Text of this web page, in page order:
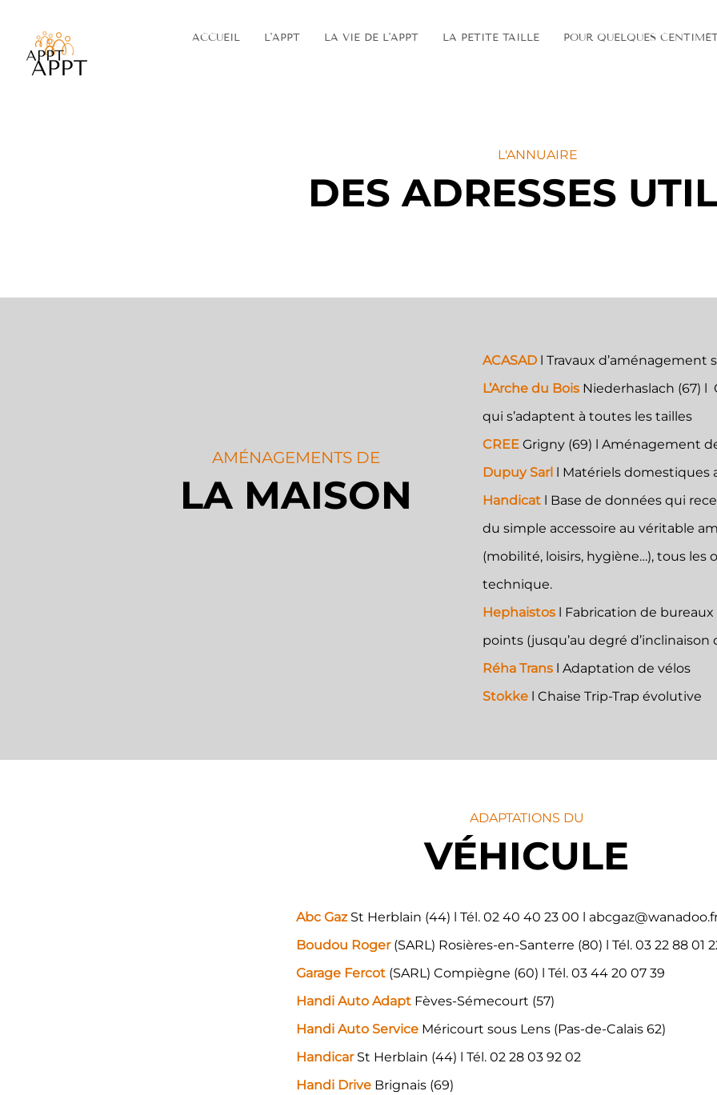
ACCUEIL L'APPT LA VIE DE L'APPT LA PETITE TAILLE POUR QUELQUES
L'ANNUAIRE
DES ADRESSES
AMÉNAGEMENTS DE
LA MAISON
ACASAD l Travaux
L’Arche du Bois Niederhaslach (67) l
qui s’adaptent à toutes les tailles
CREE Grigny (69) l Aménagement
Dupuy Sarl l Matériels domestiques
Handicat l Base de données qui
du simple accessoire au véritable
(mobilité, loisirs, hygiène…), tous les
technique.
Hephaistos l Fabrication de
points (jusqu’au degré d’inclinaison
Réha Trans l Adaptation de vélos
Stokke l Chaise Trip-Trap évolutive
ADAPTATIONS DU
VÉHICULE
Abc GazSt Herblain (44) l Tél. 02 40 40 23 00 l
Boudou Roger(SARL) Rosières-en-Santerre (80) l Tél. 03 22 88 01
Garage Fercot (SARL) Compiègne (60) l Tél. 03 44 20 07 39
Handi Auto Adapt Fèves-Sémecourt (57)
Handi Auto Service Méricourt sous Lens (Pas-de-Calais 62)
HandicarSt Herblain (44) l Tél. 02 28 03 92 02
Handi Drive Brignais (69)